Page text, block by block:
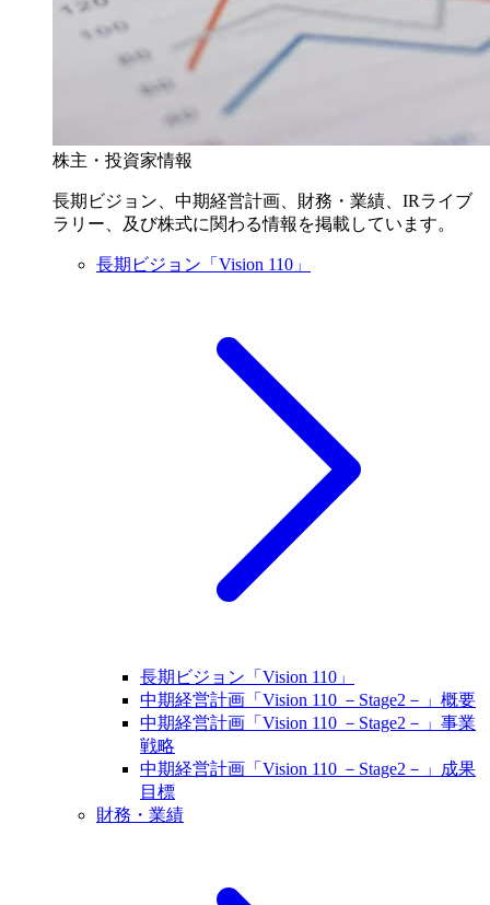
株主・投資家情報
長期ビジョン、中期経営計画、財務・業績、IRライブ
ラリー、及び株式に関わる情報を掲載しています。
長期ビジョン「Vision 110」
長期ビジョン「Vision 110」
中期経営計画「Vision 110 －Stage2－」概要
中期経営計画「Vision 110 －Stage2－」事業
戦略
中期経営計画「Vision 110 －Stage2－」成果
目標
財務・業績